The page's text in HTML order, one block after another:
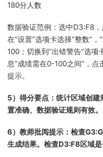
180分人数
数据验证范例：选中D3:F8，
在“设置”选项卡选择“整数”
100；切换到“出错警告”选项
息“成绩需在0-100之间”，点
提示。
5）得分要点：统计区域创
置准确、数据验证规则有效。
6）教师批阅提示：检查
生成结果。检查D3:F8区域是